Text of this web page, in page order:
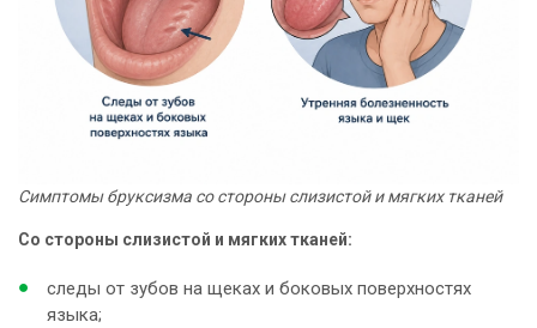
Симптомы бруксизма со стороны слизистой и мягких тканей
Со стороны слизистой и мягких тканей:
следы от зубов на щеках и боковых поверхностях
языка;